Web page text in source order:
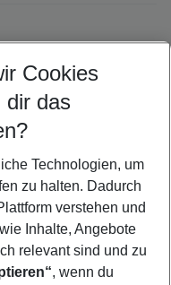
Cookies
dir das
Technologien, um
zu halten. Dadurch
verstehen und
Inhalte, Angebote
relevant sind und zu
, wenn du